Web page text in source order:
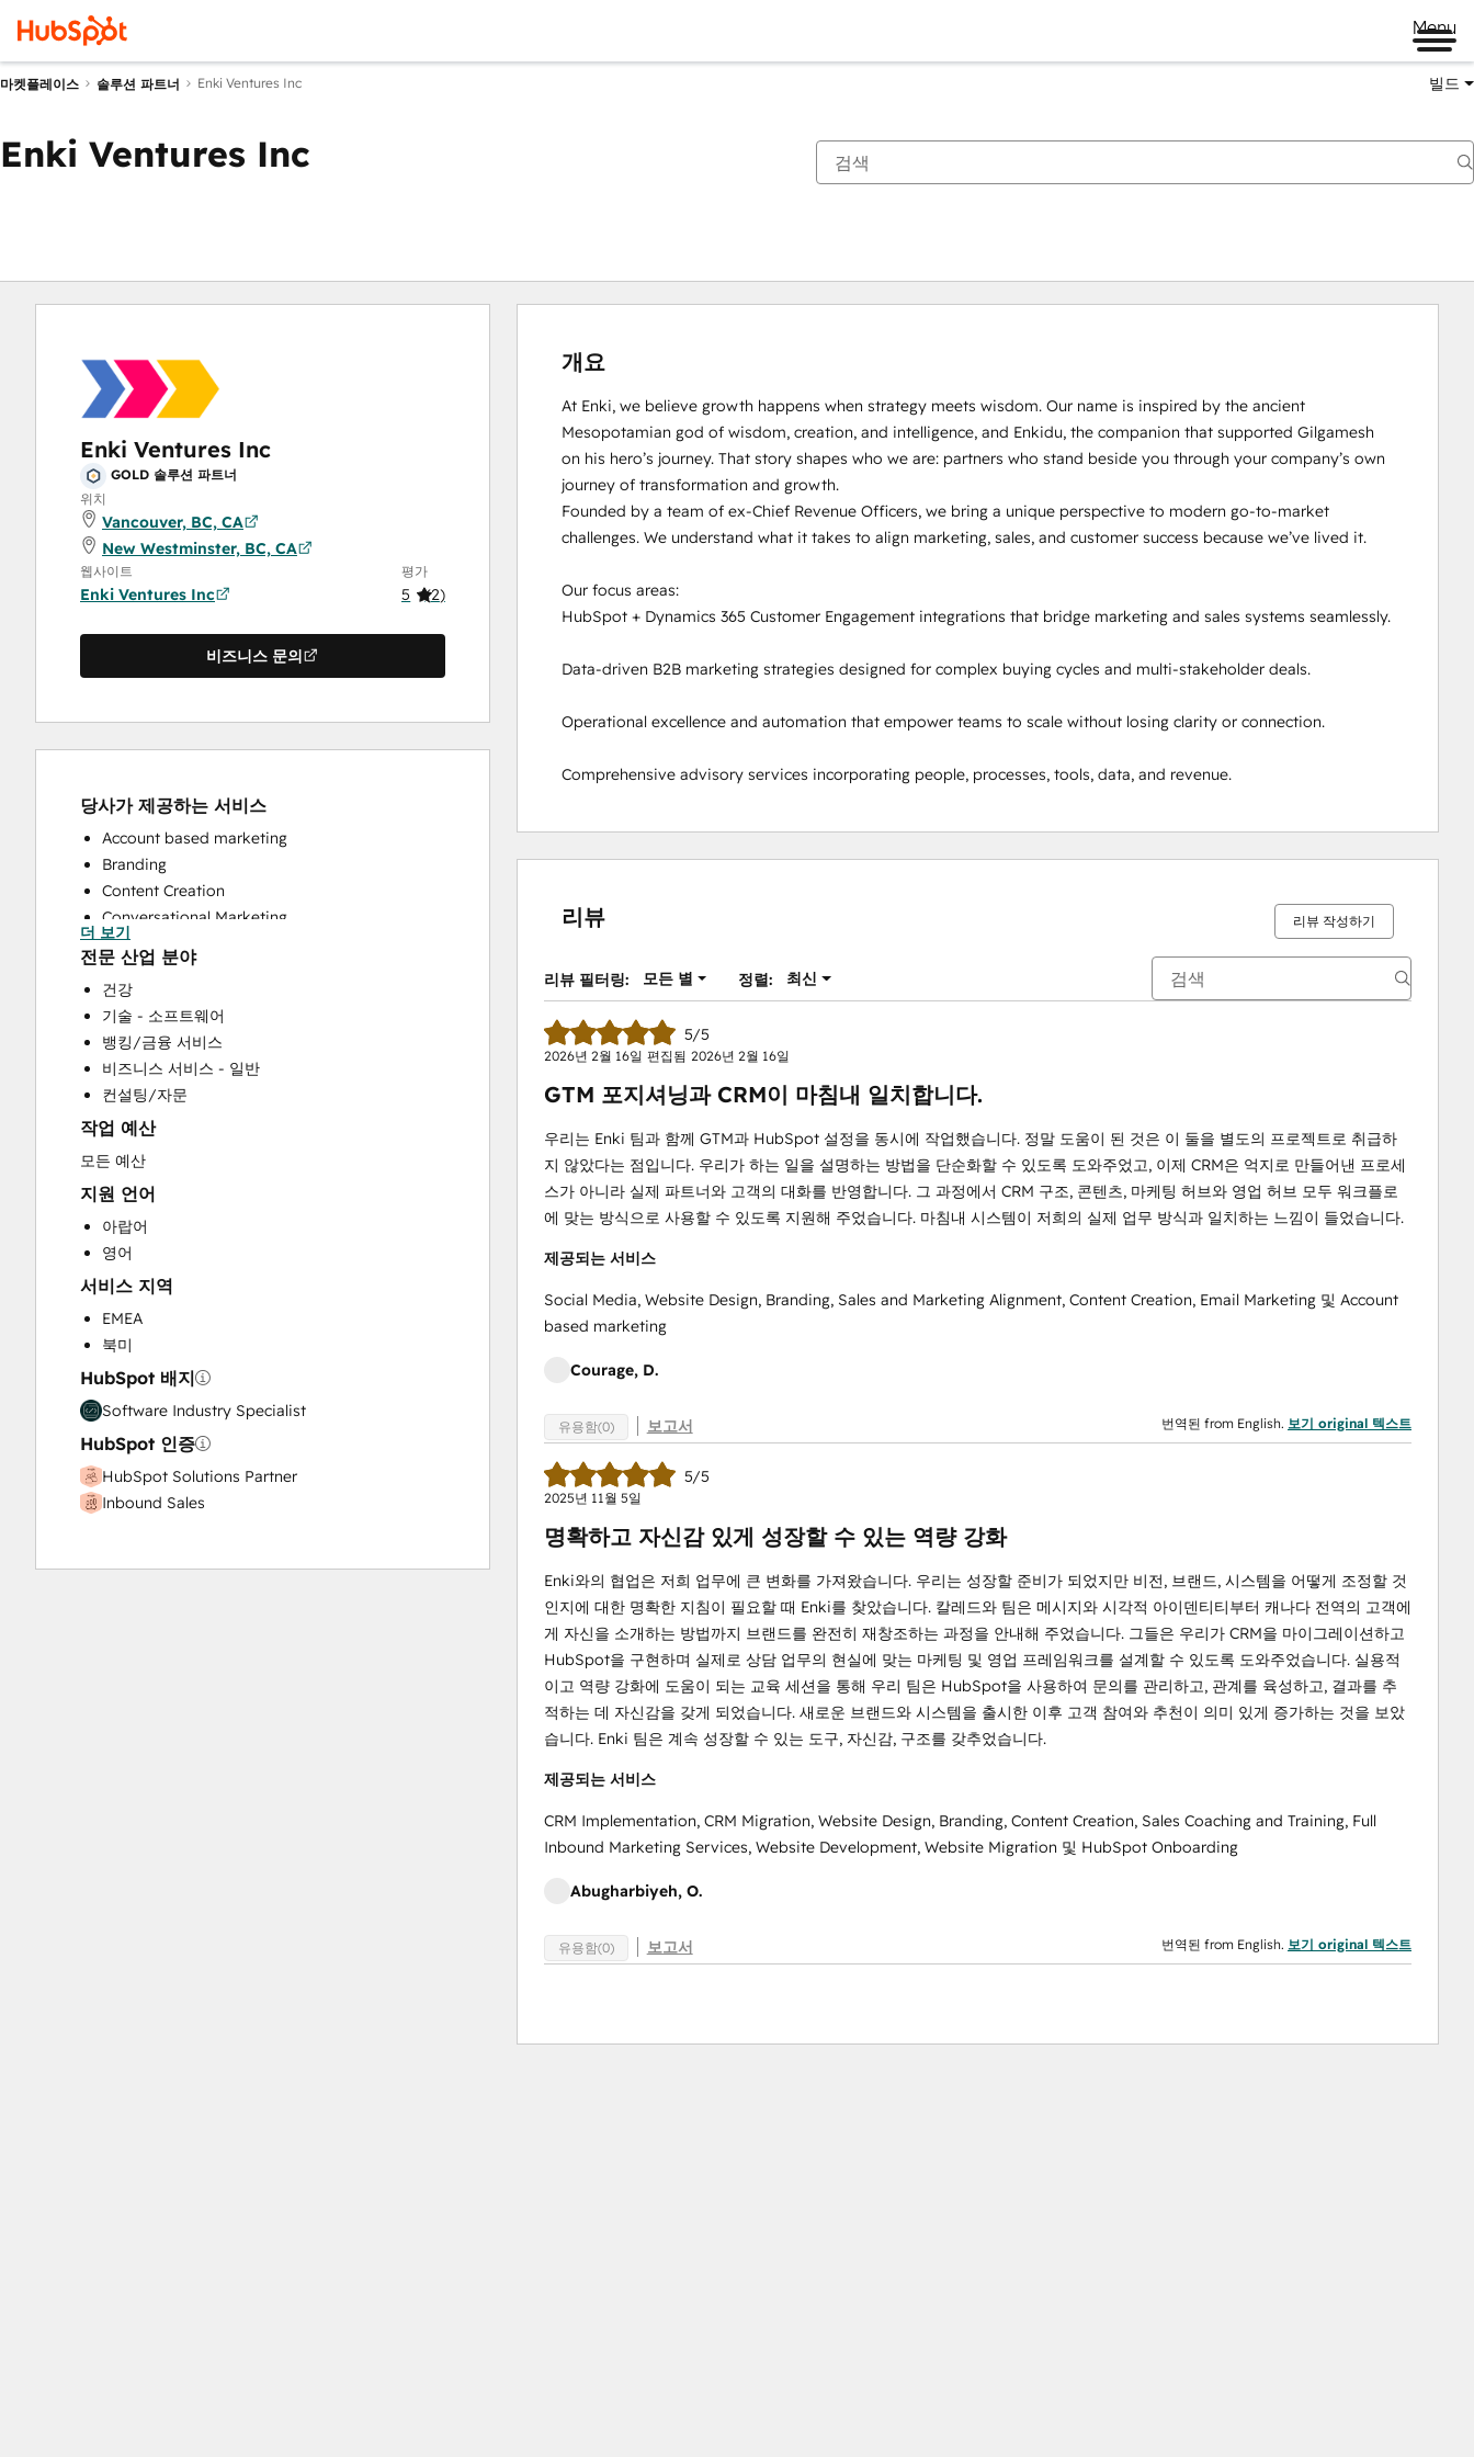
Menu
마켓플레이스 솔루션 파트너 Enki Ventures Inc 빌드
Enki Ventures Inc
Enki Ventures Inc
GOLD 솔루션 파트너
위치
Vancouver, BC, CA
New Westminster, BC, CA
웹사이트
Enki Ventures Inc
평가
5 (2)
비즈니스 문의
당사가 제공하는 서비스
Account based marketing
Branding
Content Creation
Conversational Marketing
CRM Implementation
CRM Migration
Customer Marketing
Email Marketing
Full Inbound Marketing Services
HubSpot Onboarding
Knowledge Base Development
Paid Advertising
Programmable Automation
Sales Coaching and Training
Sales Enablement
Search Engine Optimization
Social Media
Video Production
Website Design
Website Migration
더 보기
전문 산업 분야
건강
기술 - 소프트웨어
뱅킹/금융 서비스
비즈니스 서비스 - 일반
컨설팅/자문
작업 예산
모든 예산
지원 언어
아랍어
영어
서비스 지역
EMEA
북미
HubSpot 배지
Software Industry Specialist
HubSpot 인증
HubSpot Solutions Partner
Inbound Sales
개요
At Enki, we believe growth happens when strategy meets wisdom. Our name is inspired by the ancient
Mesopotamian god of wisdom, creation, and intelligence, and Enkidu, the companion that supported Gilgamesh
on his hero’s journey. That story shapes who we are: partners who stand beside you through your company’s own
journey of transformation and growth.
Founded by a team of ex-Chief Revenue Officers, we bring a unique perspective to modern go-to-market
challenges. We understand what it takes to align marketing, sales, and customer success because we’ve lived it.
Our focus areas:
HubSpot + Dynamics 365 Customer Engagement integrations that bridge marketing and sales systems seamlessly.
Data-driven B2B marketing strategies designed for complex buying cycles and multi-stakeholder deals.
Operational excellence and automation that empower teams to scale without losing clarity or connection.
Comprehensive advisory services incorporating people, processes, tools, data, and revenue.
리뷰 리뷰 작성하기
리뷰 필터링: 모든 별 정렬: 최신
5/5
2026년 2월 16일 편집됨 2026년 2월 16일
GTM 포지셔닝과 CRM이 마침내 일치합니다.
우리는 Enki 팀과 함께 GTM과 HubSpot 설정을 동시에 작업했습니다. 정말 도움이 된 것은 이 둘을 별도의 프로젝트로 취급하
지 않았다는 점입니다. 우리가 하는 일을 설명하는 방법을 단순화할 수 있도록 도와주었고, 이제 CRM은 억지로 만들어낸 프로세
스가 아니라 실제 파트너와 고객의 대화를 반영합니다. 그 과정에서 CRM 구조, 콘텐츠, 마케팅 허브와 영업 허브 모두 워크플로
에 맞는 방식으로 사용할 수 있도록 지원해 주었습니다. 마침내 시스템이 저희의 실제 업무 방식과 일치하는 느낌이 들었습니다.
제공되는 서비스
Social Media, Website Design, Branding, Sales and Marketing Alignment, Content Creation, Email Marketing 및 Account
based marketing
Courage, D.
유용함(0) 보고서 번역된 from English. 보기 original 텍스트
5/5
2025년 11월 5일
명확하고 자신감 있게 성장할 수 있는 역량 강화
Enki와의 협업은 저희 업무에 큰 변화를 가져왔습니다. 우리는 성장할 준비가 되었지만 비전, 브랜드, 시스템을 어떻게 조정할 것
인지에 대한 명확한 지침이 필요할 때 Enki를 찾았습니다. 칼레드와 팀은 메시지와 시각적 아이덴티티부터 캐나다 전역의 고객에
게 자신을 소개하는 방법까지 브랜드를 완전히 재창조하는 과정을 안내해 주었습니다. 그들은 우리가 CRM을 마이그레이션하고
HubSpot을 구현하며 실제로 상담 업무의 현실에 맞는 마케팅 및 영업 프레임워크를 설계할 수 있도록 도와주었습니다. 실용적
이고 역량 강화에 도움이 되는 교육 세션을 통해 우리 팀은 HubSpot을 사용하여 문의를 관리하고, 관계를 육성하고, 결과를 추
적하는 데 자신감을 갖게 되었습니다. 새로운 브랜드와 시스템을 출시한 이후 고객 참여와 추천이 의미 있게 증가하는 것을 보았
습니다. Enki 팀은 계속 성장할 수 있는 도구, 자신감, 구조를 갖추었습니다.
제공되는 서비스
CRM Implementation, CRM Migration, Website Design, Branding, Content Creation, Sales Coaching and Training, Full
Inbound Marketing Services, Website Development, Website Migration 및 HubSpot Onboarding
Abugharbiyeh, O.
유용함(0) 보고서 번역된 from English. 보기 original 텍스트